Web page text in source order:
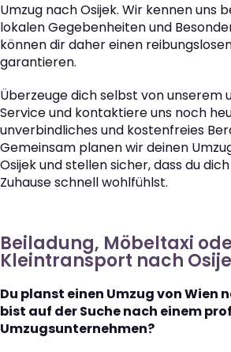
Umzug nach Osijek. Wir kennen uns
lokalen Gegebenheiten und
können dir daher einen
garantieren.
Überzeuge dich selbst von unserem
Service und kontaktiere uns noch
unverbindliches und kostenfreies
Gemeinsam planen wir deinen
Osijek und stellen sicher, dass du
Zuhause schnell wohlfühlst.
Beiladung, Möbeltaxi
Kleintransport nach
Du planst einen Umzug von Wien
bist auf der Suche nach einem
Umzugsunternehmen?